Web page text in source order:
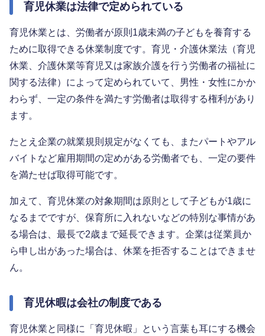
育児休業は法律で定められている
育児休業とは、労働者が原則1歳未満の子どもを養育する
ために取得できる休業制度です。育児・介護休業法（育児
休業、介護休業等育児又は家族介護を行う労働者の福祉に
関する法律）によって定められていて、男性・女性にかか
わらず、一定の条件を満たす労働者は取得する権利があり
ます。
たとえ企業の就業規則規定がなくても、またパートやアル
バイトなど雇用期間の定めがある労働者でも、一定の要件
を満たせば取得可能です。
加えて、育児休業の対象期間は原則として子どもが1歳に
なるまでですが、保育所に入れないなどの特別な事情があ
る場合は、最長で2歳まで延長できます。企業は従業員か
ら申し出があった場合は、休業を拒否することはできませ
ん。
育児休暇は会社の制度である
育児休業と同様に「育児休暇」という言葉も耳にする機会